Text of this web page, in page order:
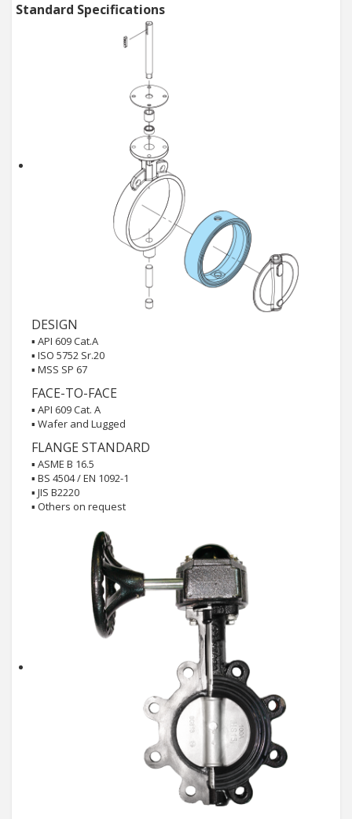
Standard Specifications
DESIGN
▪ API 609 Cat.A
▪ ISO 5752 Sr.20
▪ MSS SP 67
FACE-TO-FACE
▪ API 609 Cat. A
▪ Wafer and Lugged
FLANGE STANDARD
▪ ASME B 16.5
▪ BS 4504 / EN 1092-1
▪ JIS B2220
▪ Others on request